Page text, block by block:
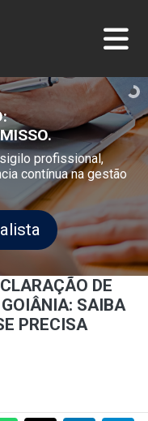
profissional,
contínua na gestão
DE
SAIBA
PRECISA